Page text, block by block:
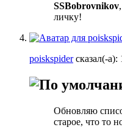
SSBobrovnikov
личку!
poiskspiderсказал(-а):
Обновляю
старое, что то